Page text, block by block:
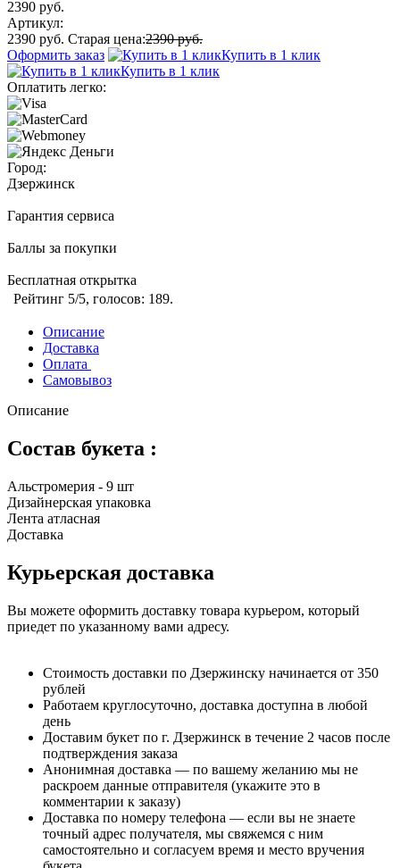
2390 руб.
Артикул:
2390 руб. Старая цена:2390 руб.
Оформить заказ
Купить в 1 клик
Купить в 1 клик
Оплатить легко:
Город:
Дзержинск
Гарантия сервиса
Баллы за покупки
Бесплатная открытка
Рейтинг 5/5, голосов: 189.
Описание
Доставка
Оплата
Самовывоз
Описание
Состав букета :
Альстромерия - 9 шт
Дизайнерская упаковка
Лента атласная
Доставка
Курьерская доставка
Вы можете оформить доставку товара курьером, который
приедет по указанному вами адресу.
Стоимость доставки по Дзержинску начинается от 350
рублей
Работаем круглосуточно, доставка доступна в любой
день
Доставим букет по г. Дзержинск в течение 2 часов после
подтверждения заказа
Анонимная доставка — по вашему желанию мы не
раскроем данные отправителя (укажите это в
комментарии к заказу)
Доставка по номеру телефона — если вы не знаете
точный адрес получателя, мы свяжемся с ним
самостоятельно и согласуем время и место вручения